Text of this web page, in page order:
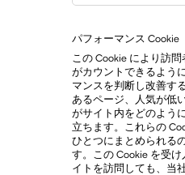
パフォーマンス Cookie
この Cookie により訪
がカウントできるよう
マンスを判断し改善す
あるページ、人気が低
がサイト内をどのよう
立ちます。これらの
ひとつにまとめられる
す。この Cookie を受
イトを訪問しても、当